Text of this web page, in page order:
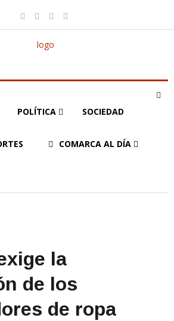
POLÍTICA SOCIEDAD
COMARCA AL DÍA
la
de los
de ropa